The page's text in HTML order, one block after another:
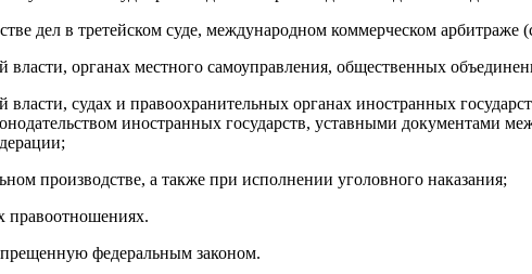
дел в третейском суде, международном коммерческом
власти, органах местного самоуправления, общественных
власти, судах и правоохранительных органах иностранных
иностранных государств, уставными
производстве, а также при исполнении уголовного наказания;
правоотношениях.
федеральным законом.